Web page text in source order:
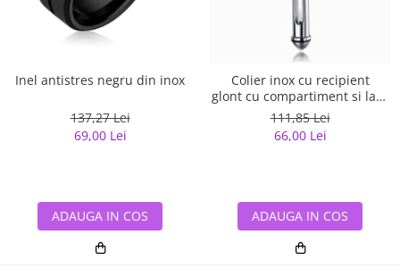
Inel antistres negru din inox
137,27 Lei
69,00 Lei
ADAUGA IN COS
Colier inox cu recipient
glont cu compartiment si lant
3 x 55 cm
111,85 Lei
66,00 Lei
ADAUGA IN COS